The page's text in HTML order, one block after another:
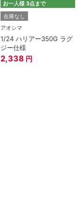
お一人様 3点まで
在庫なし
アオシマ
1/24 ハリアー350G ラグ
ジー仕様
2,338 円